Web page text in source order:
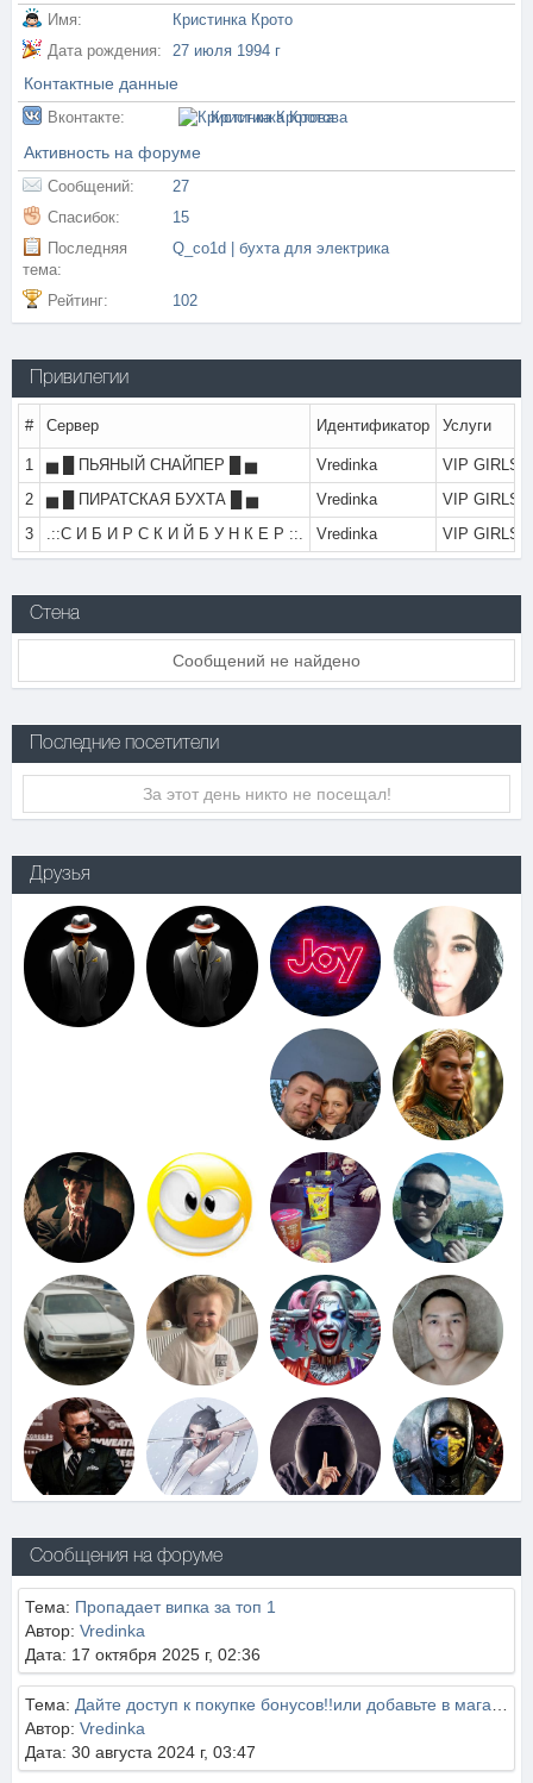
Имя:
Кристинка Крото
Дата рождения:
27 июля 1994 г
Контактные данные
Вконтакте: Кристинка Кротова
Активность на форуме
Сообщений:
27
Спасибок:
15
Последняя
тема:
Q_co1d | бухта для электрика
Рейтинг: 102
Привилегии
# Сервер Идентификатор Услуги
1 ▅ █ ПЬЯНЫЙ СНАЙПЕР █ ▅ Vredinka
VIP GIRLS:
2
▅ █ ПИРАТСКАЯ БУХТА █ ▅ Vredinka
VIP GIRLS:
3
.::С И Б И Р С К И Й Б У Н К Е Р ::. Vredinka VIP GIRLS:
Стена
Сообщений не найдено
Последние посетители
За этот день никто не посещал!
Друзья
Сообщения на форуме
Тема: Пропадает випка за топ 1
Автор: Vredinka
Дата: 17 октября 2025 г, 02:36
Тема: Дайте доступ к покупке бонусов!!или добавьте в магазине это.
Автор: Vredinka
Дата: 30 августа 2024 г, 03:47